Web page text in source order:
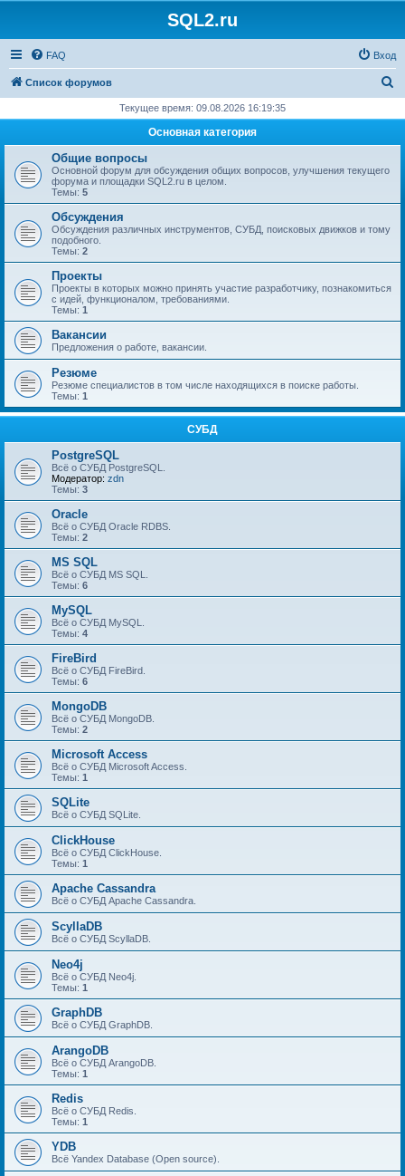
SQL2.ru
FAQ Вход
Список форумов
с
Текущее время: 09.08.2026 16:19:35
Основная категория
Общие вопросы
Основной форум для обсуждения общих вопросов, улучшения текущего
форума и площадки SQL2.ru в целом.
Темы: 5
Обсуждения
Обсуждения различных инструментов, СУБД, поисковых движков и тому
подобного.
Темы: 2
Проекты
Проекты в которых можно принять участие разработчику, познакомиться
с идей, функционалом, требованиями.
Темы: 1
Вакансии
Предложения о работе, вакансии.
Резюме
Резюме специалистов в том числе находящихся в поиске работы.
Темы: 1
СУБД
PostgreSQL
Всё о СУБД PostgreSQL.
Модератор: zdn
Темы: 3
Oracle
Всё о СУБД Oracle RDBS.
Темы: 2
MS SQL
Всё о СУБД MS SQL.
Темы: 6
MySQL
Всё о СУБД MySQL.
Темы: 4
FireBird
Всё о СУБД FireBird.
Темы: 6
MongoDB
Всё о СУБД MongoDB.
Темы: 2
Microsoft Access
Всё о СУБД Microsoft Access.
Темы: 1
SQLite
Всё о СУБД SQLite.
ClickHouse
Всё о СУБД ClickHouse.
Темы: 1
Apache Cassandra
Всё о СУБД Apache Cassandra.
ScyllaDB
Всё о СУБД ScyllaDB.
Neo4j
Всё о СУБД Neo4j.
Темы: 1
GraphDB
Всё о СУБД GraphDB.
ArangoDB
Всё о СУБД ArangoDB.
Темы: 1
Redis
Всё о СУБД Redis.
Темы: 1
YDB
Всё Yandex Database (Open source).